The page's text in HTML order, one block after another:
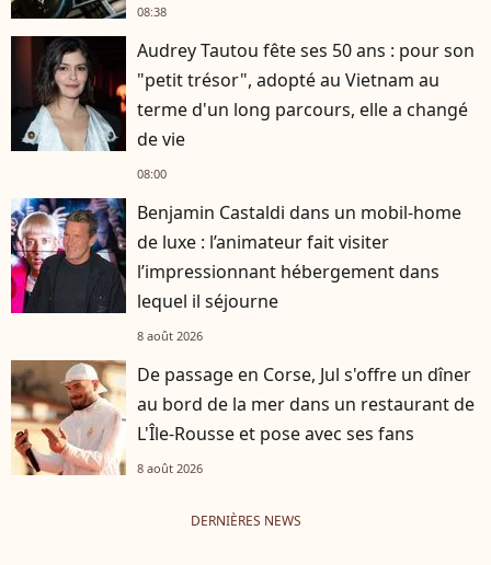
08:38
Audrey Tautou fête ses 50 ans : pour son
"petit trésor", adopté au Vietnam au
terme d'un long parcours, elle a changé
de vie
08:00
Benjamin Castaldi dans un mobil-home
de luxe : l’animateur fait visiter
l’impressionnant hébergement dans
lequel il séjourne
8 août 2026
De passage en Corse, Jul s'offre un dîner
au bord de la mer dans un restaurant de
L'Île-Rousse et pose avec ses fans
8 août 2026
DERNIÈRES NEWS